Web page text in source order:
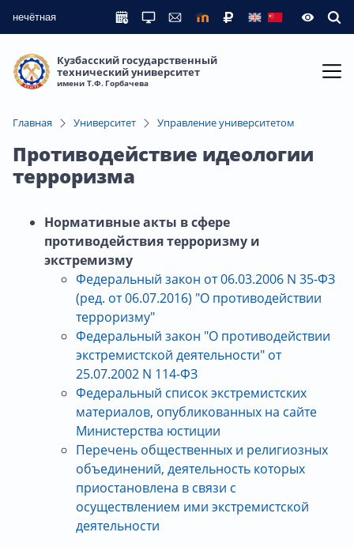
нечётная
Кузбасский государственный
технический университет
имени Т.Ф. Горбачева
Главная Университет Управление университетом
Противодействие идеологии
терроризма
Нормативные акты в сфере
противодействия терроризму и
экстремизму
Федеральный закон от 06.03.2006 N 35-ФЗ
(ред. от 06.07.2016) "О противодействии
терроризму"
Федеральный закон "О противодействии
экстремистской деятельности" от
25.07.2002 N 114-ФЗ
Федеральный список экстремистских
материалов, опубликованных на сайте
Министерства юстиции
Перечень общественных и религиозных
объединений, деятельность которых
приостановлена в связи с
осуществлением ими экстремистской
деятельности